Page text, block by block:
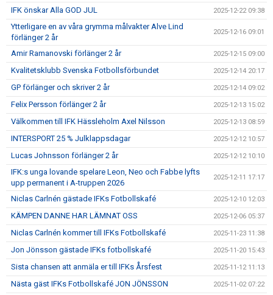
IFK önskar Alla GOD JUL 2025-12-22 09:38
Ytterligare en av våra grymma målvakter Alve Lind
förlänger 2 år
2025-12-16 09:01
Amir Ramanovski förlänger 2 år 2025-12-15 09:00
Kvalitetsklubb Svenska Fotbollsförbundet 2025-12-14 20:17
GP förlänger och skriver 2 år 2025-12-14 09:02
Felix Persson förlänger 2 år 2025-12-13 15:02
Välkommen till IFK Hässleholm Axel Nilsson 2025-12-13 08:59
INTERSPORT 25 % Julklappsdagar 2025-12-12 10:57
Lucas Johnsson förlänger 2 år 2025-12-12 10:10
IFK:s unga lovande spelare Leon, Neo och Fabbe lyfts
upp permanent i A-truppen 2026
2025-12-11 17:17
Niclas Carlnén gästade IFKs Fotbollskafé 2025-12-10 12:03
KÄMPEN DANNE HAR LÄMNAT OSS 2025-12-06 05:37
Niclas Carlnén kommer till IFKs Fotbollskafé 2025-11-23 11:38
Jon Jönsson gästade IFKs fotbollskafé 2025-11-20 15:43
Sista chansen att anmäla er till IFKs Årsfest 2025-11-12 11:13
Nästa gäst IFKs Fotbollskafé JON JÖNSSON 2025-11-02 07:22